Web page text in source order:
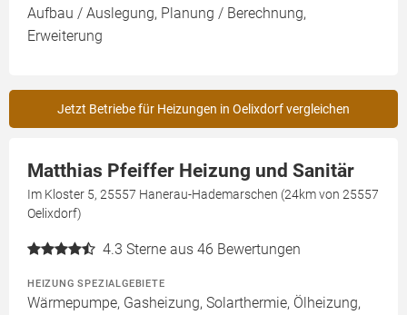
Aufbau / Auslegung, Planung / Berechnung,
Erweiterung
Jetzt Betriebe für Heizungen in Oelixdorf vergleichen
Matthias Pfeiffer Heizung und Sanitär
Im Kloster 5, 25557 Hanerau-Hademarschen (24km von 25557
Oelixdorf)
4.3 Sterne aus 46 Bewertungen
HEIZUNG SPEZIALGEBIETE
Wärmepumpe, Gasheizung, Solarthermie, Ölheizung,